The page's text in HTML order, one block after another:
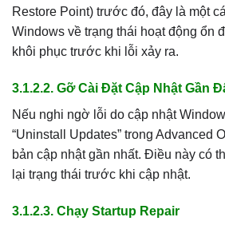
Restore Point) trước đó, đây là một
Windows về trạng thái hoạt động ổn
khôi phục trước khi lỗi xảy ra.
3.1.2.2. Gỡ Cài Đặt Cập Nhật Gần
Nếu nghi ngờ lỗi do cập nhật
“Uninstall Updates” trong Advanced
bản cập nhật gần nhất. Điều này có
lại trạng thái trước khi cập nhật.
3.1.2.3. Chạy Startup Repair